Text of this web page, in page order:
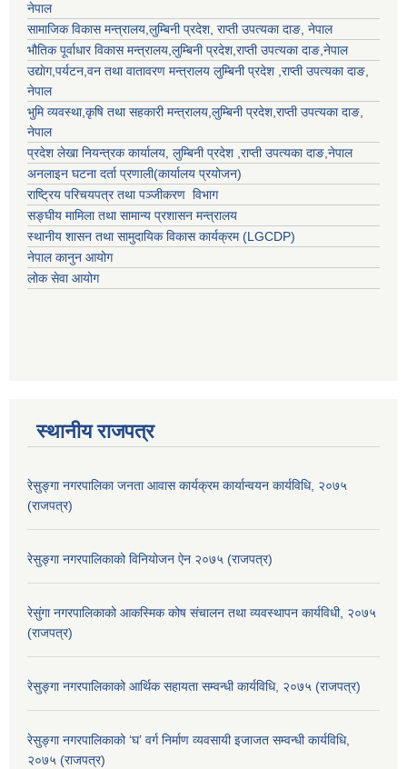
नेपाल
सामाजिक विकास मन्त्रालय,लुम्बिनी प्रदेश, राप्ती उपत्यका दाङ, नेपाल
भौतिक पूर्वाधार विकास मन्त्रालय,लुम्बिनी प्रदेश,राप्ती उपत्यका दाङ,नेपाल
उद्याेग,पर्यटन,वन तथा वातावरण मन्त्रालय लुम्बिनी प्रदेश ,राप्ती उपत्यका दाङ,
नेपाल
भुमि व्यवस्था,कृषि तथा सहकारी मन्त्रालय,लुम्बिनी प्रदेश,राप्ती उपत्यका दाङ,
नेपाल
प्रदेश लेखा नियन्त्रक कार्यालय, लुम्बिनी प्रदेश ,राप्ती उपत्यका दाङ,नेपाल
अनलाइन घटना दर्ता प्रणाली(कार्यालय प्रयोजन)
राष्ट्रिय परिचयपत्र तथा पञ्जीकरण विभाग
सङ्घीय मामिला तथा सामान्य प्रशासन मन्त्रालय
स्थानीय शासन तथा सामुदायिक विकास कार्यक्रम (LGCDP)
नेपाल कानुन आयोग
लोक सेवा आयोग
स्थानीय राजपत्र
रेसुङ्गा नगरपालिका जनता आवास कार्यक्रम कार्यान्वयन कार्यविधि, २०७५
(राजपत्र)
रेसुङ्गा नगरपालिकाको विनियोजन ऐन २०७५ (राजपत्र)
रेसुंगा नगरपालिकाको आकस्मिक कोष संचालन तथा व्यवस्थापन कार्यविधी, २०७५
(राजपत्र)
रेसुङ्गा नगरपालिकाको आर्थिक सहायता सम्वन्धी कार्यविधि, २०७५ (राजपत्र)
रेसुङ्गा नगरपालिकाको ‘घ’ वर्ग निर्माण व्यवसायी इजाजत सम्वन्धी कार्यविधि,
२०७५ (राजपत्र)